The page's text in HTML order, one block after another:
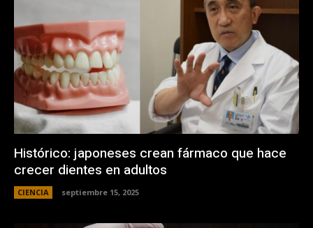
Histórico: japoneses crean fármaco que hace
crecer dientes en adultos
CIENCIA septiembre 15, 2025